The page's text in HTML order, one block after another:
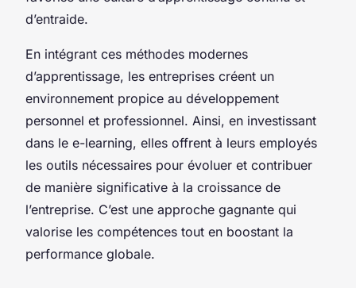
d’entraide.
En intégrant ces méthodes modernes
d’apprentissage, les entreprises créent un
environnement propice au développement
personnel et professionnel. Ainsi, en investissant
dans le e-learning, elles offrent à leurs employés
les outils nécessaires pour évoluer et contribuer
de manière significative à la croissance de
l’entreprise. C’est une approche gagnante qui
valorise les compétences tout en boostant la
performance globale.